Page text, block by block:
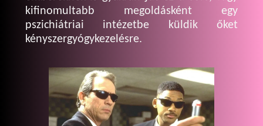
kifinomultabb megoldásként egy
pszichiátriai intézetbe küldik őket
kényszergyógykezelésre.